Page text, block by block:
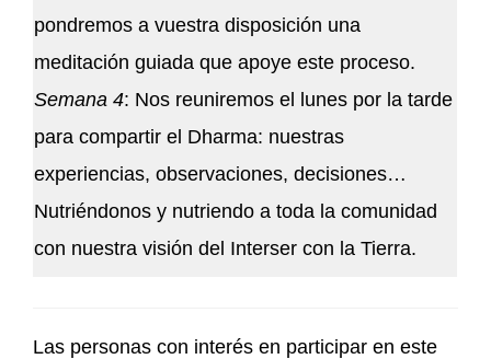
pondremos a vuestra disposición una
meditación guiada que apoye este proceso.
Semana 4: Nos reuniremos el lunes por la tarde
para compartir el Dharma: nuestras
experiencias, observaciones, decisiones…
Nutriéndonos y nutriendo a toda la comunidad
con nuestra visión del Interser con la Tierra.
Las personas con interés en participar en este